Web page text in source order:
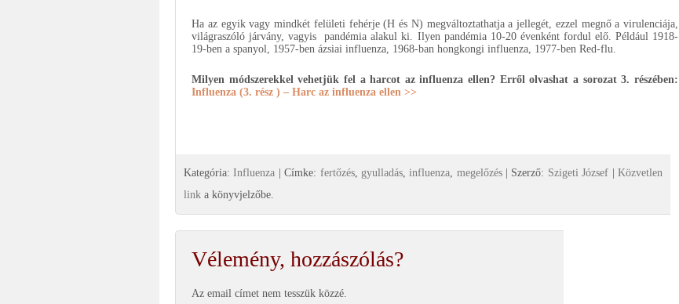
Ha az egyik vagy mindkét felületi fehérje (H és N) megváltoztathatja a jellegét, ezzel megnő a virulenciája,
világraszóló járvány, vagyis pandémia alakul ki. Ilyen pandémia 10-20 évenként fordul elő. Például 1918-
19-ben a spanyol, 1957-ben ázsiai influenza, 1968-ban hongkongi influenza, 1977-ben Red-flu.
Milyen módszerekkel vehetjük fel a harcot az influenza ellen? Erről olvashat a sorozat 3. részében:
Influenza (3. rész ) – Harc az influenza ellen >>
Kategória:Influenza | Címke: fertőzés, gyulladás,influenza, megelőzés| Szerző: Szigeti József |Közvetlen
link a könyvjelzőbe.
Vélemény, hozzászólás?
Az email címet nem tesszük közzé.